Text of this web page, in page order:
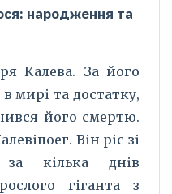
народження та
Калева. За його
мирі та достатку,
його смертю.
Він ріс зі
за кілька днів
гіганта з